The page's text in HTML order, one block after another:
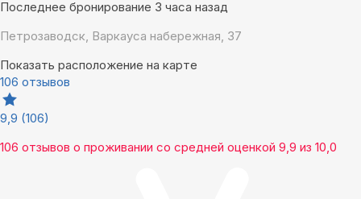
Последнее бронирование 3 часа назад
Петрозаводск, Варкауса набережная, 37
Показать расположение на карте
106 отзывов
9,9 (106)
106 отзывов о проживании со средней оценкой 9,9 из 10,0